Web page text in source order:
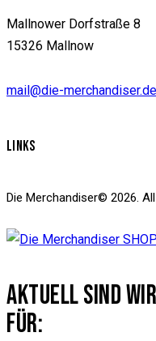
Mallnower Dorfstraße 8
15326 Mallnow
mail@die-merchandiser.de
LINKS
Die Merchandiser© 2026.
AKTUELL SIND
FÜR: